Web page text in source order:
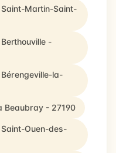
Martin-Saint-
-
la-
Beaubray - 27190
Ouen-des-